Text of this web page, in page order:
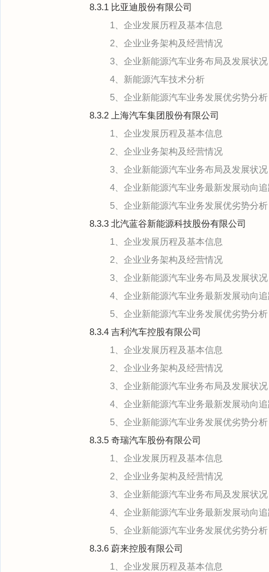
8.3.1 比亚迪股份有限公司
1、企业发展历程及基本信息
2、企业业务架构及经营情况
3、企业新能源汽车业务布局及发展状况
4、新能源汽车技术分析
5、企业新能源汽车业务发展优劣势分析
8.3.2 上海汽车集团股份有限公司
1、企业发展历程及基本信息
2、企业业务架构及经营情况
3、企业新能源汽车业务布局及发展状况
4、企业新能源汽车业务最新发展动向
5、企业新能源汽车业务发展优劣势分析
8.3.3 北汽蓝谷新能源科技股份有限公司
1、企业发展历程及基本信息
2、企业业务架构及经营情况
3、企业新能源汽车业务布局及发展状况
4、企业新能源汽车业务最新发展动向
5、企业新能源汽车业务发展优劣势分析
8.3.4 吉利汽车控股有限公司
1、企业发展历程及基本信息
2、企业业务架构及经营情况
3、企业新能源汽车业务布局及发展状况
4、企业新能源汽车业务最新发展动向
5、企业新能源汽车业务发展优劣势分析
8.3.5 奇瑞汽车股份有限公司
1、企业发展历程及基本信息
2、企业业务架构及经营情况
3、企业新能源汽车业务布局及发展状况
4、企业新能源汽车业务最新发展动向
5、企业新能源汽车业务发展优劣势分析
8.3.6 蔚来控股有限公司
1、企业发展历程及基本信息